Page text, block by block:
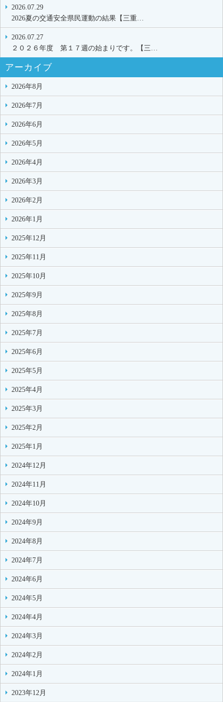
2026.07.29
2026夏の交通安全県民運動の結果【三重…
2026.07.27
２０２６年度 第１７週の始まりです。【三…
アーカイブ
2026年8月
2026年7月
2026年6月
2026年5月
2026年4月
2026年3月
2026年2月
2026年1月
2025年12月
2025年11月
2025年10月
2025年9月
2025年8月
2025年7月
2025年6月
2025年5月
2025年4月
2025年3月
2025年2月
2025年1月
2024年12月
2024年11月
2024年10月
2024年9月
2024年8月
2024年7月
2024年6月
2024年5月
2024年4月
2024年3月
2024年2月
2024年1月
2023年12月